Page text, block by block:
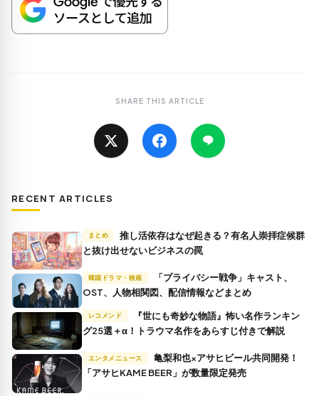
SHARE THIS ARTICLE
RECENT ARTICLES
まとめ
推し活依存はなぜ起きる？有名人崇拝症候群
と抜け出せないビジネスの罠
韓国ドラマ・映画
OST、人物相関図、配信情報などまとめ
レコメンド
グ25選＋α！トラウマ名作をあらすじ付きで解説
エンタメニュース
「アサヒKAME BEER」が数量限定発売